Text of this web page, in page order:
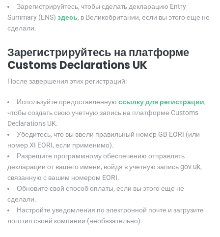
Зарегистрируйтесь, чтобы сделать декларацию Entry
Summary (ENS) здесь, в Великобритании, если вы этого еще не
сделали.
Зарегистрируйтесь на платформе
Customs Declarations UK
После завершения этих регистраций:
Используйте предоставленную ссылку для регистрации,
чтобы создать свою учетную запись на платформе Customs
Declarations UK.
Убедитесь, что вы ввели правильный номер GB EORI (или
номер XI EORI, если применимо).
Разрешите программному обеспечению отправлять
декларации от вашего имени, войдя в учетную запись gov.uk,
связанную с вашим номером EORI.
Обновите свой способ оплаты, если вы этого еще не
сделали.
Настройте уведомления по электронной почте и загрузите
логотип своей компании (необязательно).